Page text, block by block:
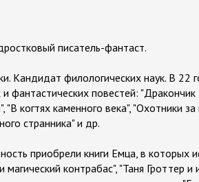
писатель-фантаст.
Кандидат филологических наук. В
фантастических повестей:
когтях каменного века", "Охотники
странника" и др.
приобрели книги Емца, в которых
контрабас", "Таня Гроттер